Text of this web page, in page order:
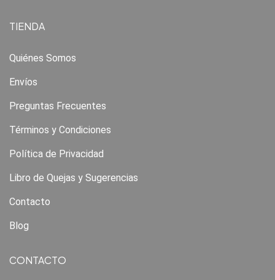
TIENDA
Quiénes Somos
Envíos
Preguntas Frecuentes
Términos y Condiciones
Política de Privacidad
Libro de Quejas y Sugerencias
Contacto
Blog
CONTACTO